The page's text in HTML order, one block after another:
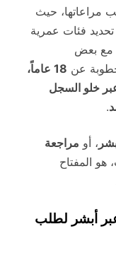
مراعاتها، حيث
تحديد فئات عمرية
مع بعض
عن 18 عاماً،
عبر خلو السجل
.
، أو مراجعة
هو المفتاح
عبر أبشر لطلب